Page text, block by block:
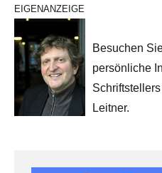
EIGENANZEIGE
Besuchen
persönliche
Leitner.